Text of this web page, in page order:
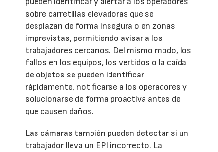
sobre carretillas elevadoras que se
desplazan de forma insegura o en zonas
imprevistas, permitiendo avisar a los
trabajadores cercanos. Del mismo modo, los
fallos en los equipos, los vertidos o la caída
de objetos se pueden identificar
rápidamente, notificarse a los operadores y
solucionarse de forma proactiva antes de
que causen daños.
Las cámaras también pueden detectar si un
trabajador lleva un EPI incorrecto. La